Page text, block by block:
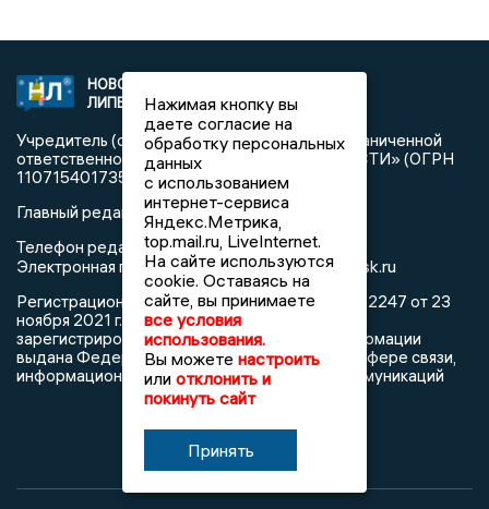
НОВОСТИ
ЛИПЕЦКА
«Новости Липецка»
Учредитель (соучредители): Общество с ограниченной
ответственностью «РЕГИОНАЛЬНЫЕ НОВОСТИ» (ОГРН
1107154017354)
Главный редактор: Герцог Е.Г.
Телефон редакции: +7 903 699 9427
Электронная почта редакции:info@newslipetsk.ru
Регистрационный номер: серия Эл № ФС77-82247 от 23
ноября 2021 г. согласно выписке из реестра
зарегистрированных средств массовой информации
выдана Федеральной службой по надзору в сфере связи,
информационных технологий и массовых коммуникаций
Нажимая кнопку вы
даете согласие на
обработку персональных
данных
с использованием
интернет-сервиса
Яндекс.Метрика,
top.mail.ru, LiveInternet.
На сайте используются
cookie. Оставаясь на
сайте, вы принимаете
все условия
использования.
Вы можете настроить
или отклонить и
покинуть сайт
Принять